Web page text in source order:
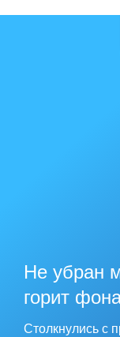
Не убран
горит
Столкнулись с